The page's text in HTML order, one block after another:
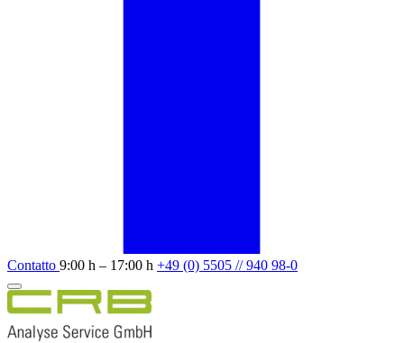
Contatto 9:00 h – 17:00 h +49 (0) 5505 // 940 98-0